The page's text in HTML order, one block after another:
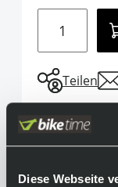
Diese Webseite
Teilen
Garantiert